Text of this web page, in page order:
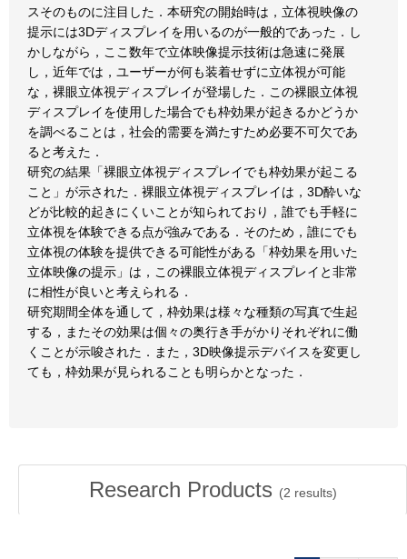
スそのものに注目した．本研究の開始時は，立体視映像の
提示には3Dディスプレイを用いるのが一般的であった．し
かしながら，ここ数年で立体映像提示技術は急速に発展
し，近年では，ユーザーが何も装着せずに立体視が可能
な，裸眼立体視ディスプレイが登場した．この裸眼立体視
ディスプレイを使用した場合でも枠効果が起きるかどうか
を調べることは，社会的需要を満たすため必要不可欠であ
ると考えた．
研究の結果「裸眼立体視ディスプレイでも枠効果が起こる
こと」が示された．裸眼立体視ディスプレイは，3D酔いな
どが比較的起きにくいことが知られており，誰でも手軽に
立体視を体験できる点が強みである．そのため，誰にでも
立体視の体験を提供できる可能性がある「枠効果を用いた
立体映像の提示」は，この裸眼立体視ディスプレイと非常
に相性が良いと考えられる．
研究期間全体を通して，枠効果は様々な種類の写真で生起
する，またその効果は個々の奥行き手がかりそれぞれに働
くことが示唆された．また，3D映像提示デバイスを変更し
ても，枠効果が見られることも明らかとなった．
Research Products (2 results)